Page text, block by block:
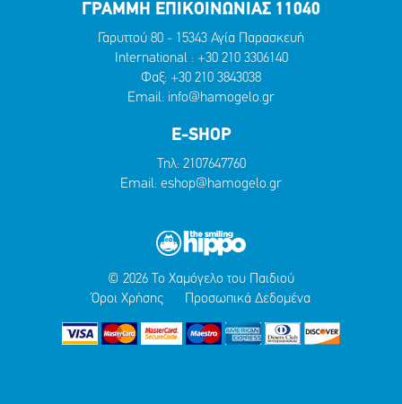
ΓΡΑΜΜΗ ΕΠΙΚΟΙΝΩΝΙΑΣ 11040
Γαρυττού 80 - 15343 Αγία Παρασκευή
International : +30 210 3306140
Φαξ: +30 210 3843038
Email: info@hamogelo.gr
E-SHOP
Τηλ: 2107647760
Email: eshop@hamogelo.gr
© 2026 Το Χαμόγελο του Παιδιού
Όροι Χρήσης
Προσωπικά Δεδομένα